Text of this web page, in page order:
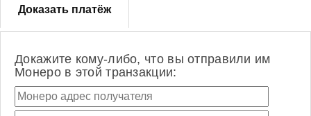
Доказать платёж
Докажите кому-либо, что вы отправили им
Монеро в этой транзакции: